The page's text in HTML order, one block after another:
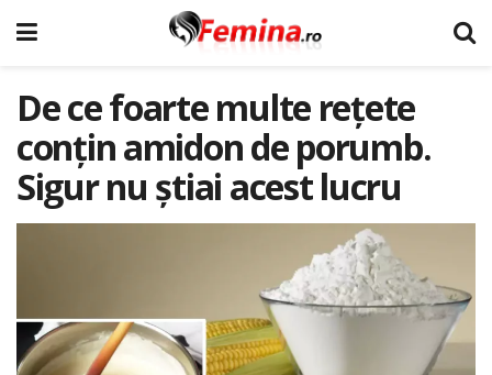
De ce foarte multe rețete
conțin amidon de porumb.
Sigur nu știai acest lucru